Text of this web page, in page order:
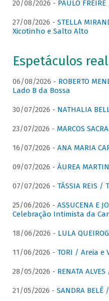
20/08/2026 - PAULO
27/08/2026 - STELLA
Xicotinho e Salto Alto
Espetáculos
06/08/2026 - ROBERTO
Lado B da Bossa
30/07/2026 - NATHALIA
23/07/2026 - MARCOS
16/07/2026 - ANA MARIA
09/07/2026 - ÁUREA
07/07/2026 - TÁSSIA REIS /
25/06/2026 - ASSUCENA E
Celebração Intimista da
18/06/2026 - LULA
11/06/2026 - TORI / Areia e
28/05/2026 - RENATA
21/05/2026 - SANDRA